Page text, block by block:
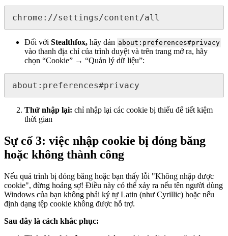
chrome://settings/content/all
Đối với Stealthfox, hãy dán about:preferences#privacy
vào thanh địa chỉ của trình duyệt và trên trang mở ra, hãy
chọn “Cookie” → “Quản lý dữ liệu”:
about:preferences#privacy
Thử nhập lại: chỉ nhập lại các cookie bị thiếu để tiết kiệm
thời gian
Sự cố 3: việc nhập cookie bị đóng băng
hoặc không thành công
Nếu quá trình bị đóng băng hoặc bạn thấy lỗi "Không nhập được
cookie", đừng hoảng sợ! Điều này có thể xảy ra nếu tên người dùng
Windows của bạn không phải ký tự Latin (như Cyrillic) hoặc nếu
định dạng tệp cookie không được hỗ trợ.
Sau đây là cách khắc phục: